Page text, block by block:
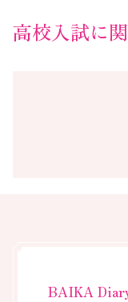
高校入試に
BAIKA